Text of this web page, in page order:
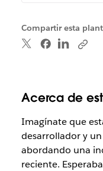
Compartir esta
Acerca de
Imagínate que
desarrollador y
abordando una
reciente.